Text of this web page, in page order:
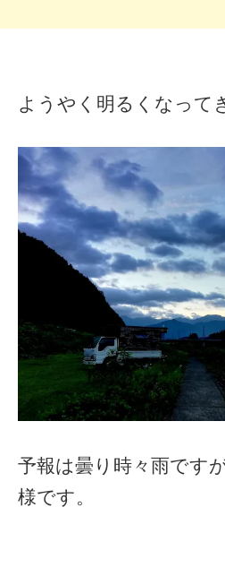
ようやく明るくなって
予報は曇り時々雨です
様です。